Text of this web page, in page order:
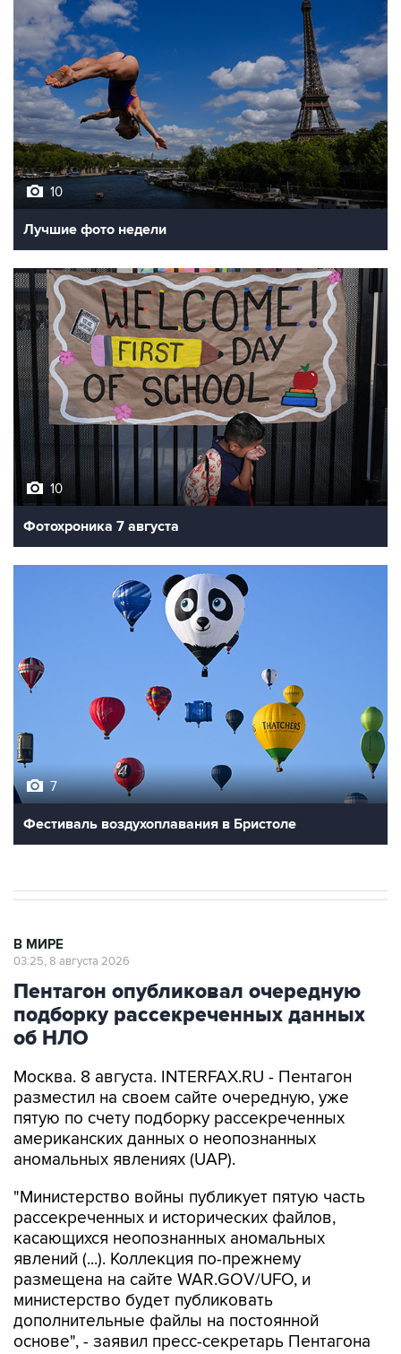
10
Лучшие фото недели
10
Фотохроника 7 августа
Фестиваль воздухоплавания в Бристоле
Пентагон опубликовал очередную
подборку рассекреченных данных
об НЛО
Москва. 8 августа. INTERFAX.RU - Пентагон
пятую по счету подборку рассекреченных
американских данных о неопознанных
аномальных явлениях (UAP).
"Министерство войны публикует пятую часть
касающихся неопознанных аномальных
явлений (...). Коллекция по-прежнему
размещена на сайте WAR.GOV/UFO, и
министерство будет публиковать
дополнительные файлы на постоянной
основе", - заявил пресс-секретарь Пентагона
Шон Парнелл, добавив, что уже ведется
работа над следующей подборкой.